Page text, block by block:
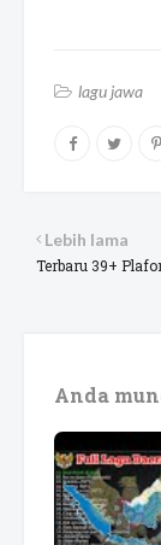
lagu jawa
Lebih lama
Terbaru 39+
Anda